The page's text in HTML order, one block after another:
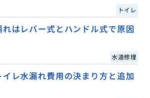
トイレ
はレバー式とハンドル式で原因
水道修理
レ水漏れ費用の決まり方と追加